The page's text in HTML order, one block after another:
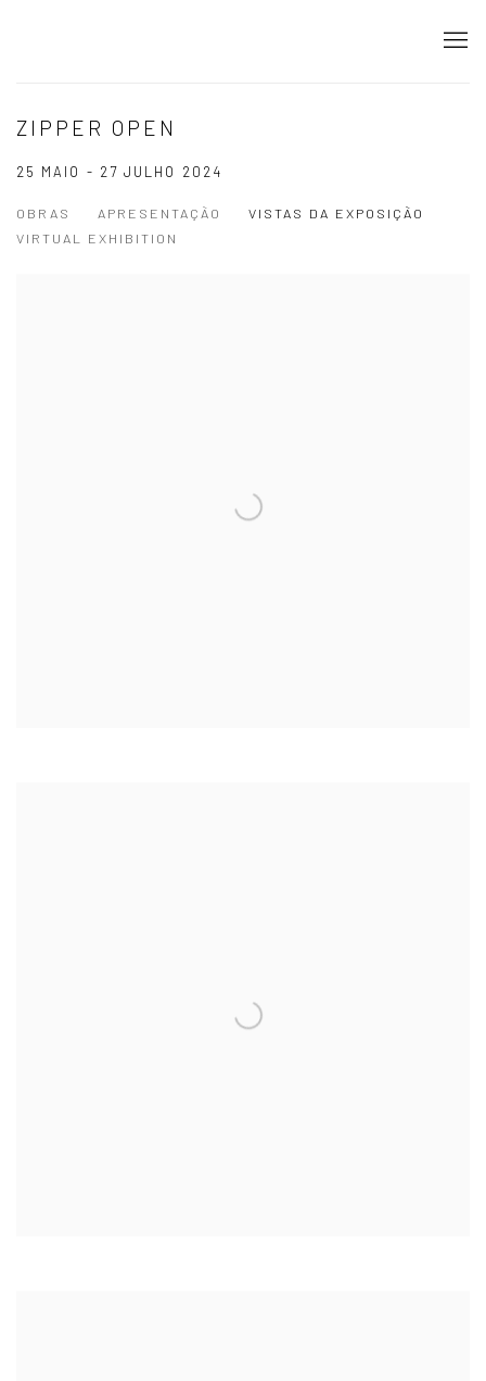
ZIPPER OPEN
25 MAIO - 27 JULHO 2024
OBRAS APRESENTAÇÃO
VISTAS DA EXPOSIÇÃO
VIRTUAL EXHIBITION